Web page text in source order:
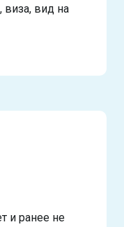
виза, вид на
и ранее не